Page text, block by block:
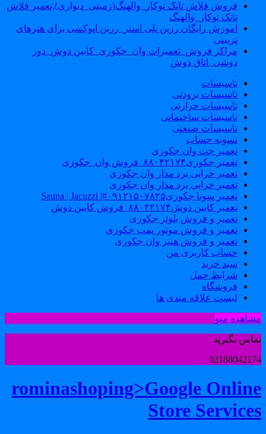
فروش فلاش تانک توکار_والهنگ(زمینی_دیواری),تعمیر فلاش
تانک توکار_والهنگ
اموزش رایگان رزین پلی استر_رزین اپوکسی برای هنرهای
تزیینی
مراکز فروش_تعمیرات وان_جکوزی_کابین دوش_دور
دوشی_اتاق دوش
تاسیسات
تاسیسات برودتی
تاسیسات حرارتی
تاسیسات ساختمانی
تاسیسات صنعتی
تسویه حساب
تعمیر جت وان جکوزی
تعمیر جکوزی۸۸۰۴۲۱۷۴_فروش وان_جکوزی
تعمیر خرابی برد مدار وان جکوزی
تعمیر خرابی برد مدار وان جکوزی
تعمیر سونا جکوزی۰۹۱۲۱۵۰۷۸۲۵#| Sauna | Jacuzzi
تعمیر کابین دوش۸۸۰۴۲۱۷۴_فروش کابین دوش
تعمیر و فروش بلوئر جکوزی
تعمیر و فروش موتور پمپ جکوزی
تعمیر و فروش هیتر وان جکوزی
حساب کاربری من
سبد خرید
شرایط حمل
فروشگاه
لیست علاقه مندی ها
منو
بگیرید
rominashoping>Google
Store